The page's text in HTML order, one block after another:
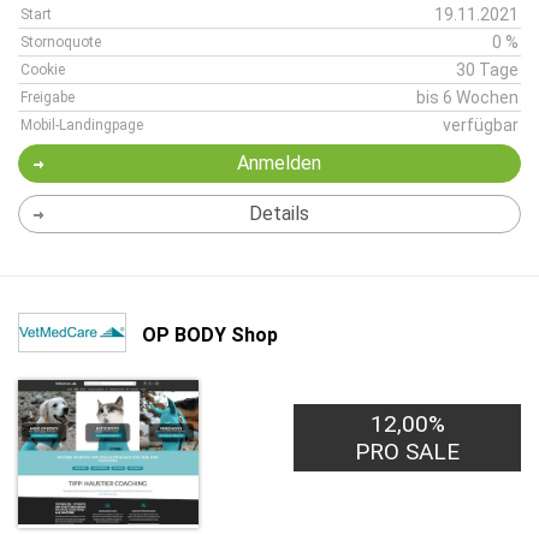
Start 19.11.2021
Stornoquote 0 %
Cookie 30 Tage
Freigabe bis 6 Wochen
Mobil-Landingpage verfügbar
Anmelden
Details
OP BODY Shop
12,00%
PRO SALE